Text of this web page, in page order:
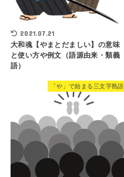
2021.07.21
大和魂【やまとだましい】の意味
と使い方や例文（語源由来・類義
語）
「や」で始まる三文字熟語